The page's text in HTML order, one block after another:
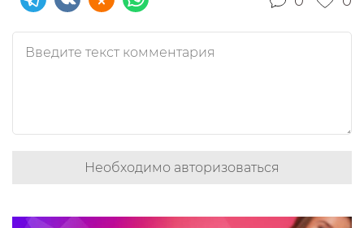
Необходимо авторизоваться